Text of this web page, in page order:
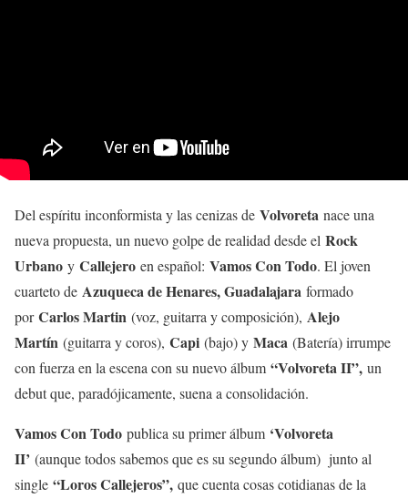
Del espíritu inconformista y las cenizas de Volvoreta nace una
nueva propuesta, un nuevo golpe de realidad desde el Rock
Urbano y Callejero en español: Vamos Con Todo. El joven
cuarteto de Azuqueca de Henares, Guadalajara formado
porCarlos Martin (voz, guitarra y composición), Alejo
Martín (guitarra y coros), Capi (bajo) y Maca (Batería) irrumpe
con fuerza en la escena con su nuevo álbum “Volvoreta II”, un
debut que, paradójicamente, suena a consolidación.
Vamos Con Todo publica su primer álbum ‘Volvoreta
II’ (aunque todos sabemos que es su segundo álbum) junto al
single “Loros Callejeros”, que cuenta cosas cotidianas de la